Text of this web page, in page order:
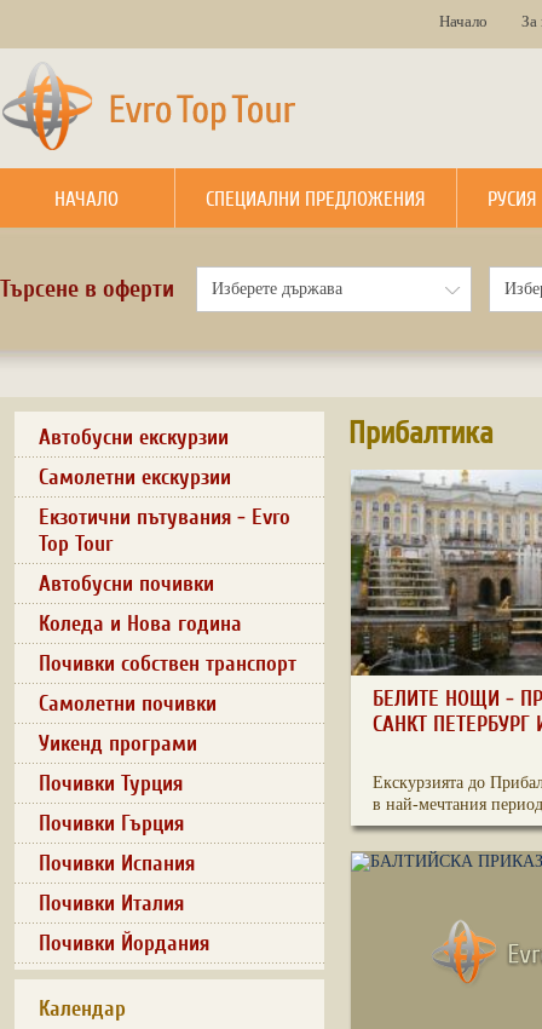
Начало За
НАЧАЛО СПЕЦИАЛНИ ПРЕДЛОЖЕНИЯ РУСИЯ
Търсене в оферти
Автобусни екскурзии
Самолетни екскурзии
Екзотични пътувания - Evro
Top Tour
Автобусни почивки
Коледа и Нова година
Почивки собствен транспорт
Самолетни почивки
Уикенд програми
Почивки Турция
Почивки Гърция
Почивки Испания
Почивки Италия
Почивки Йордания
Календар
Прибалтика
БЕЛИТЕ НОЩИ -
САНКТ ПЕТЕРБУРГ
Екскурзията до
в най-мечтания